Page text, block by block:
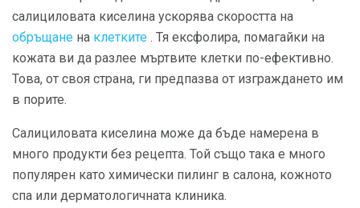
салициловата киселина ускорява скоростта на
обръщане на клетките . Тя ексфолира, помагайки на
кожата ви да разлее мъртвите клетки по-ефективно.
Това, от своя страна, ги предпазва от изграждането им
в порите.
Салициловата киселина може да бъде намерена в
много продукти без рецепта. Той също така е много
популярен като химически пилинг в салона, кожното
спа или дерматологичната клиника.